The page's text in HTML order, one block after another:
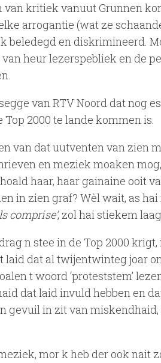
van kritiek vanuut Grunnen
arrogantie (wat ze
beledegd en diskrimineerd.
van heur lezerspebliek en de
van RTV Noord dat nog
2000 te lande kommen is.
van dat uutventen van zien
en meziek moaken
haar, haar gainaine ooit
in zien graf? Wèl wait, as
comprise’, zol hai stiekem
n stee in de Top 2000
dat al twijentwinteg joar
t woord ‘proteststem’
dat laid invuld hebben en
gevuil in zit van
mor k heb der ook nait